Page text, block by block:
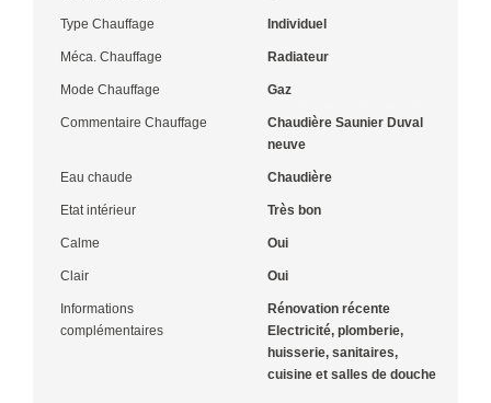
Type Chauffage Individuel
Méca. Chauffage Radiateur
Mode Chauffage Gaz
Commentaire Chauffage
Chaudière Saunier Duval
neuve
Eau chaude Chaudière
Etat intérieur Très bon
Calme Oui
Clair Oui
Informations
complémentaires
Rénovation récente
Electricité, plomberie,
huisserie, sanitaires,
cuisine et salles de douche